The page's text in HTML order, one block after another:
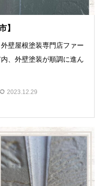
】
壁屋根塗装専門店ファー
、外壁塗装が順調に進ん
2023.12.29